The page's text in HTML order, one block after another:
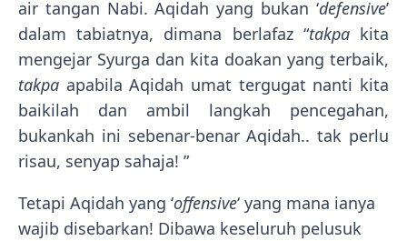
air tangan Nabi. Aqidah yang bukan ‘defensive’
dalam tabiatnya, dimana berlafaz “takpakita
mengejar Syurga dan kita doakan yang terbaik,
takpa apabila Aqidah umat tergugat nanti kita
baikilah dan ambil langkah pencegahan,
bukankah ini sebenar-benar Aqidah.. tak perlu
risau, senyap sahaja! ”
Tetapi Aqidah yang ‘offensive‘ yang mana ianya
wajib disebarkan! Dibawa keseluruh pelusuk